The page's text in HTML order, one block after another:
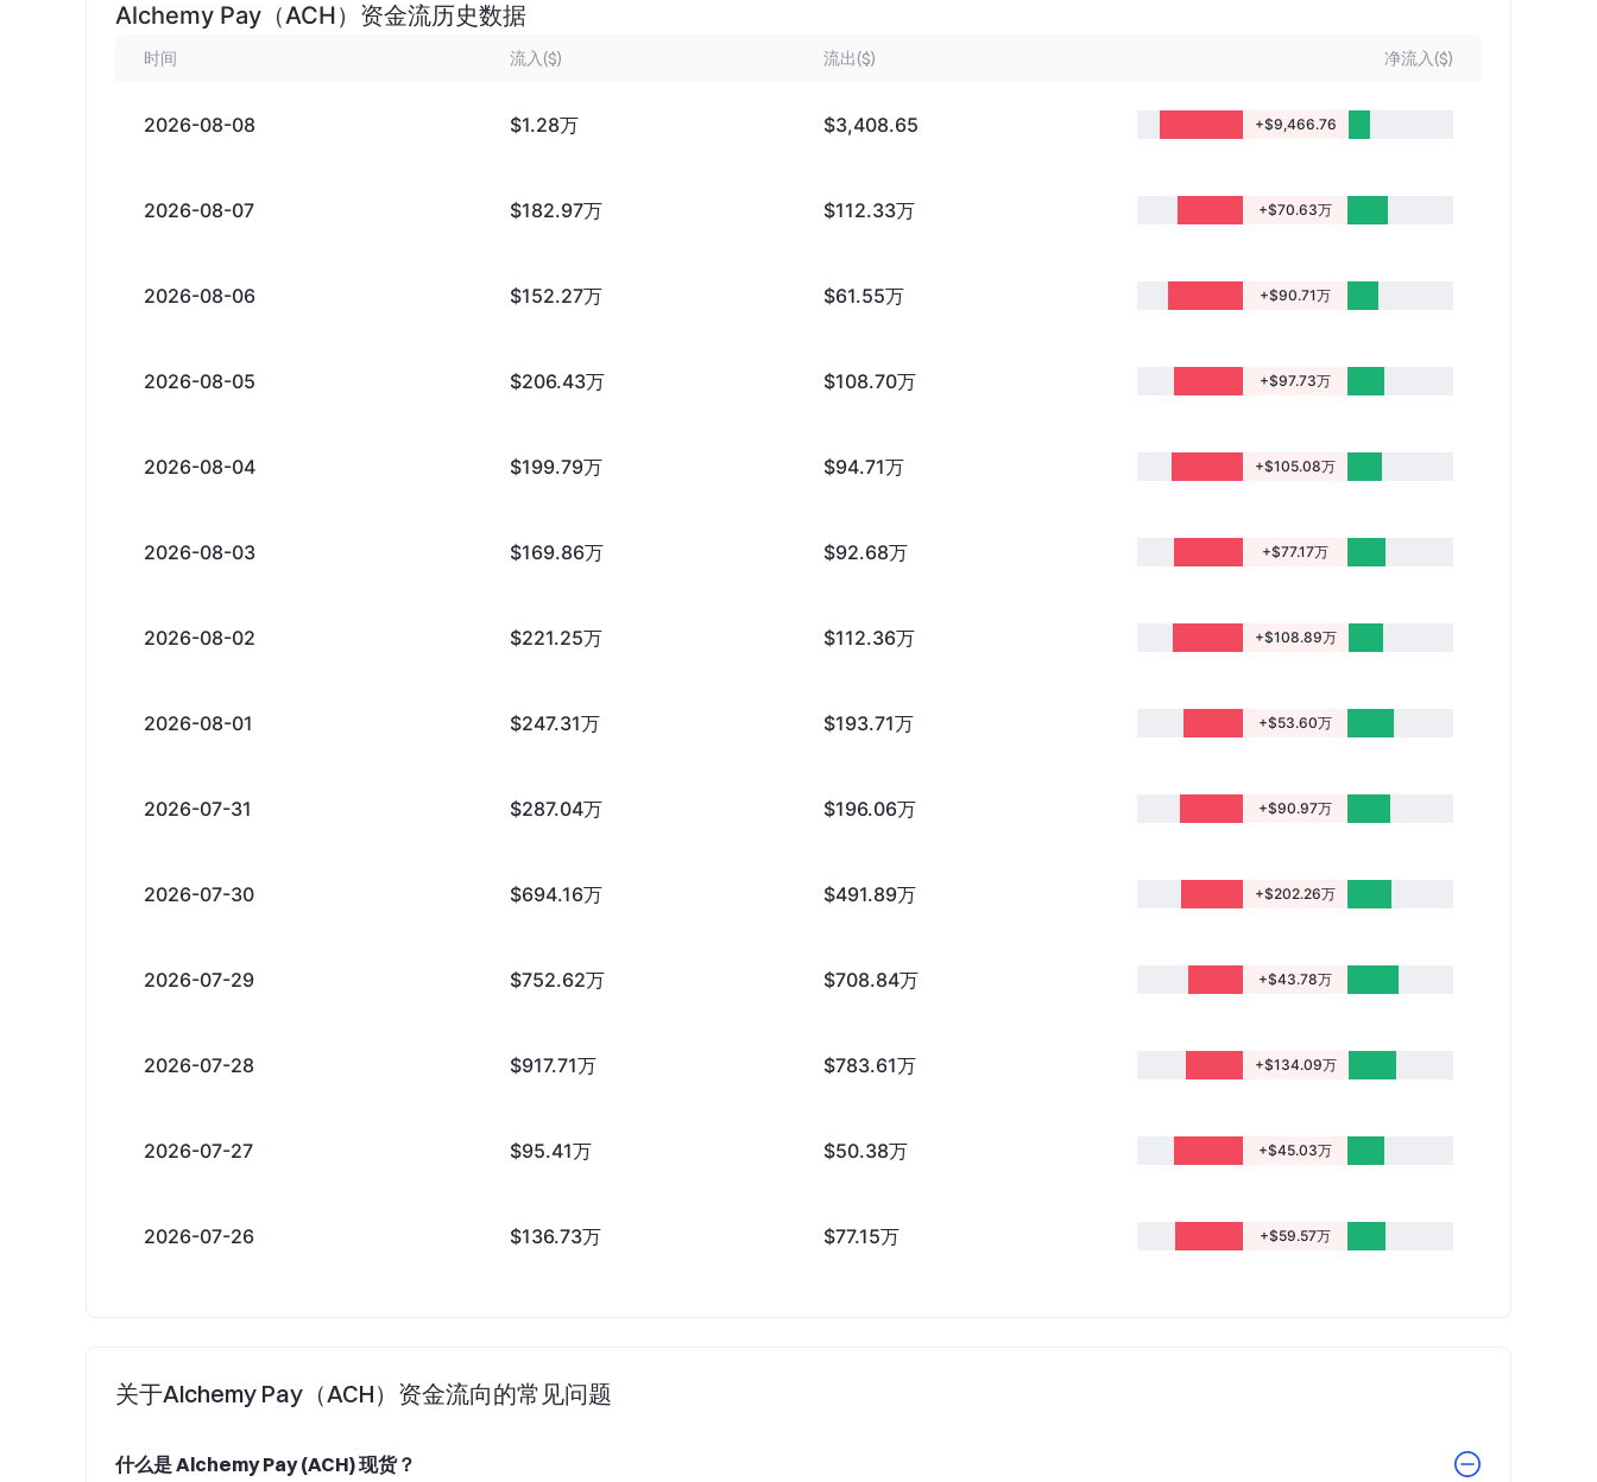
Alchemy Pay（ACH）资金流历史数据
时间 流入($) 流出($) 净流入($)
2026-08-08 $1.28万 $3,408.65 +$9,466.76
2026-08-07 $182.97万 $112.33万 +$70.63万
2026-08-06 $152.27万 $61.55万 +$90.71万
2026-08-05 $206.43万 $108.70万 +$97.73万
2026-08-04 $199.79万 $94.71万 +$105.08万
2026-08-03 $169.86万 $92.68万 +$77.17万
2026-08-02 $221.25万 $112.36万 +$108.89万
2026-08-01 $247.31万 $193.71万 +$53.60万
2026-07-31 $287.04万 $196.06万 +$90.97万
2026-07-30 $694.16万 $491.89万 +$202.26万
2026-07-29 $752.62万 $708.84万 +$43.78万
2026-07-28 $917.71万 $783.61万 +$134.09万
2026-07-27 $95.41万 $50.38万 +$45.03万
2026-07-26 $136.73万 $77.15万 +$59.57万
关于Alchemy Pay（ACH）资金流向的常见问题
什么是 Alchemy Pay (ACH) 现货？